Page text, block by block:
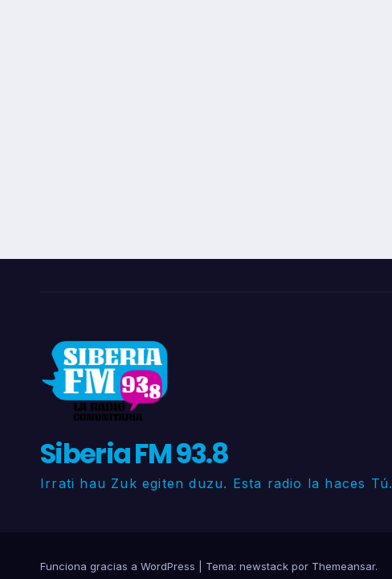
Siberia FM 93.8
Irrati hau Zuk egiten duzu. Esta radio la haces Tú.
Funciona gracias a WordPress Tema: newstack por Themeansar.